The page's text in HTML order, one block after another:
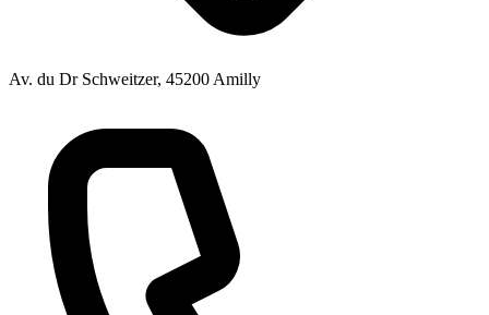
Av. du Dr Schweitzer, 45200 Amilly